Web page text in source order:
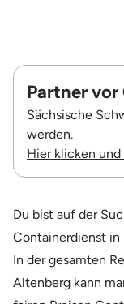
Partner
Sächsische
werden.
Hier klicken
Du bist auf der
Containerdienst in
In der gesamten
Altenberg kann